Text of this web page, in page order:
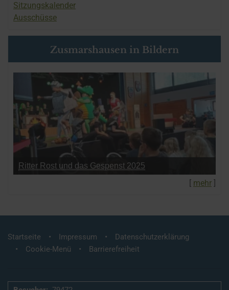
Sitzungskalender
Ausschüsse
Zusmarshausen in Bildern
Ritter Rost und das Gespenst 2025
[ mehr ]
Startseite Impressum
Datenschutzerklärung
Cookie-Menü
Barrierefreiheit